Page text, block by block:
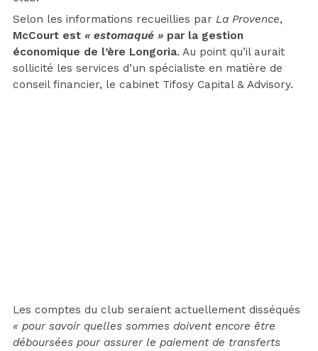
Selon les informations recueillies par La Provence,
McCourt est « estomaqué » par la gestion
économique de l’ère Longoria. Au point qu’il aurait
sollicité les services d’un spécialiste en matière de
conseil financier, le cabinet Tifosy Capital & Advisory.
Les comptes du club seraient actuellement disséqués
« pour savoir quelles sommes doivent encore être
déboursées pour assurer le paiement de transferts